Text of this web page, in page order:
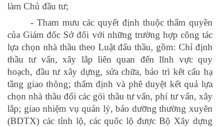
làm Chủ đầu tư;
- Tham mưu các quyết định thuộc thẩm quyền
của Giám đốc Sở đối với những trường hợp công tác
lựa chọn nhà thầu theo Luật đấu thầu, gồm: Chỉ định
thầu tư vấn, xây lắp liên quan đến lĩnh vực quy
hoạch, đầu tư xây dựng, sửa chữa, bảo trì kết cấu hạ
tầng giao thông; thẩm định và phê duyệt kết quả lựa
chọn nhà thầu đối các gói thầu tư vấn, phí tư vấn, xây
lắp; giao nhiệm vụ quản lý, bảo dưỡng thường xuyên
(BDTX) các tỉnh lộ, các quốc lộ được Bộ Xây dựng